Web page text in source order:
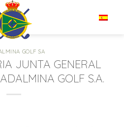
GOLF SA
JUNTA GENERAL
GOLF S.A.